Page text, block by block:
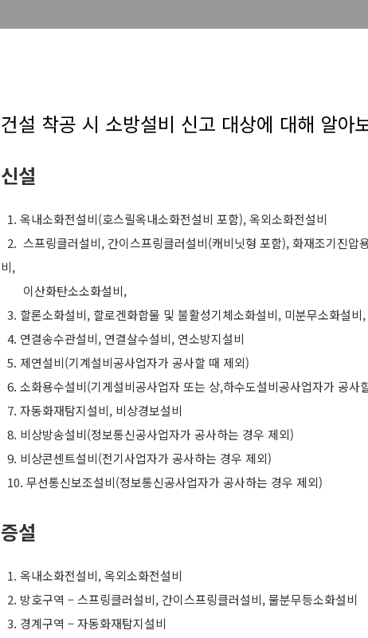
건설 착공 시 소방설비 신고 대상에 대해 알아
신설
1. 옥내소화전설비(호스릴옥내소화전설비 포함),옥외소화전설비
2. 스프링클러설비, 간이스프링클러설비(캐비닛형 포함), 화재조기진압
비,
이산화탄소소화설비,
3. 할론소화설비, 할로겐화합물 및 불활성기체소화설비, 미분무소화설비,
4. 연결송수관설비, 연결살수설비, 연소방지설비
5. 제연설비(기계설비공사업자가 공사할 때 제외)
6. 소화용수설비(기게설비공사업자 또는 상,하수도설비공사업자가 공사
7. 자동화재탐지설비, 비상경보설비
8. 비상방송설비(정보통신공사업자가 공사하는 경우 제외)
9. 비상콘센트설비(전기사업자가 공사하는 경우 제외)
10. 무선통신보조설비(정보통신공사업자가 공사하는 경우 제외)
증설
1. 옥내소화전설비,옥외소화전설비
2. 방호구역 –스프링클러설비, 간이스프링클러설비,물분무등소화설비
3. 경계구역 –자동화재탐지설비